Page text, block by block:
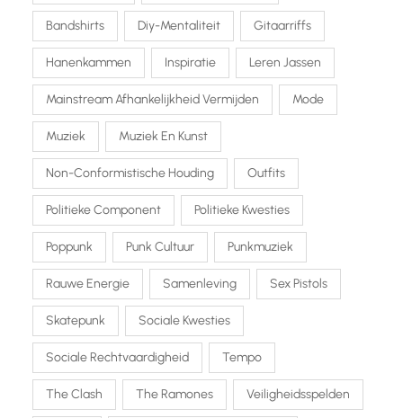
Bandshirts Diy-Mentaliteit Gitaarriffs
Hanenkammen Inspiratie Leren Jassen
Mainstream Afhankelijkheid Vermijden Mode
Muziek Muziek En Kunst
Non-Conformistische Houding Outfits
Politieke Component Politieke Kwesties
Poppunk Punk Cultuur Punkmuziek
Rauwe Energie Samenleving Sex Pistols
Skatepunk Sociale Kwesties
Sociale Rechtvaardigheid Tempo
The Clash The Ramones Veiligheidsspelden